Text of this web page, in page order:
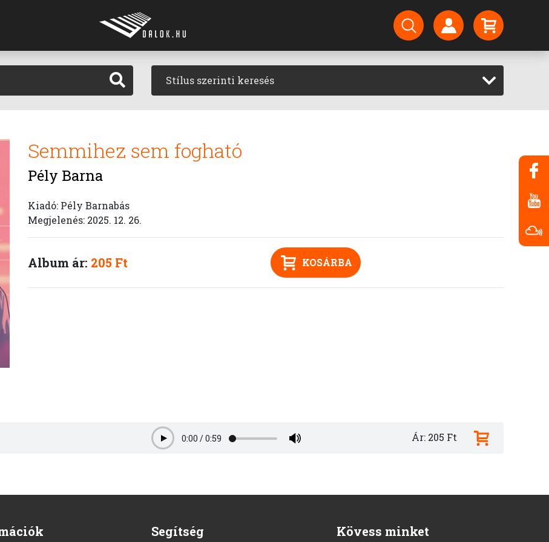
Stílus szerinti keresés
Semmihez sem fogható
Pély Barna
Kiadó: Pély Barnabás
Megjelenés: 2025. 12. 26.
Album ár: 205 Ft KOSÁRBA
Play0:00 /0:59 Ár: 205 Ft
Segítség Kövess minket